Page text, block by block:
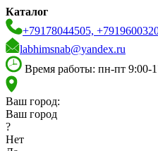
Каталог
+79178044505,
labhimsnab@yandex.ru
Время работы: пн-пт 9:00-
Ваш город:
Ваш город
?
Нет